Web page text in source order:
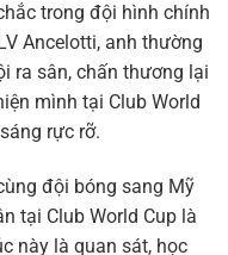
trong đội hình chính
Ancelotti, anh thường
ra sân, chấn thương lại
mình tại Club World
rực rỡ.
đội bóng sang Mỹ
tại Club World Cup là
này là quan sát, học